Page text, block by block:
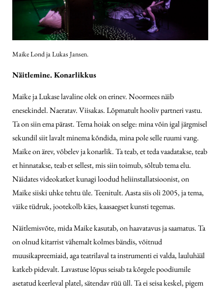
Maike Lond ja Lukas Jansen.
Näitlemine. Konarlikkus
Maike ja Lukase lavaline olek on erinev. Noormees näib
enesekindel. Naeratav. Viisakas. Lõpmatult hooliv partneri vastu.
Ta on siin ema pärast. Tema hoiak on selge: mina võin igal järgmisel
sekundil siit lavalt minema kõndida, mina pole selle ruumi vang.
Maike on ärev, võbelev ja konarlik. Ta teab, et teda vaadatakse, teab
et hinnatakse, teab et sellest, mis siin toimub, sõltub tema elu.
Näidates videokatket kunagi loodud heliinstallatsioonist, on
Maike siiski uhke tehtu üle. Teenitult. Aasta siis oli 2005, ja tema,
väike tüdruk, jootekolb käes, kaasaegset kunsti tegemas.
Näitlemisvõte, mida Maike kasutab, on haavatavus ja saamatus. Ta
on olnud kitarrist vähemalt kolmes bändis, võitnud
muusikapreemiaid, aga teatrilaval ta instrumenti ei valda, lauluhääl
katkeb pidevalt. Lavastuse lõpus seisab ta kõrgele poodiumile
asetatud keerleval platel, sätendav rüü üll. Ta ei seisa keskel, pigem